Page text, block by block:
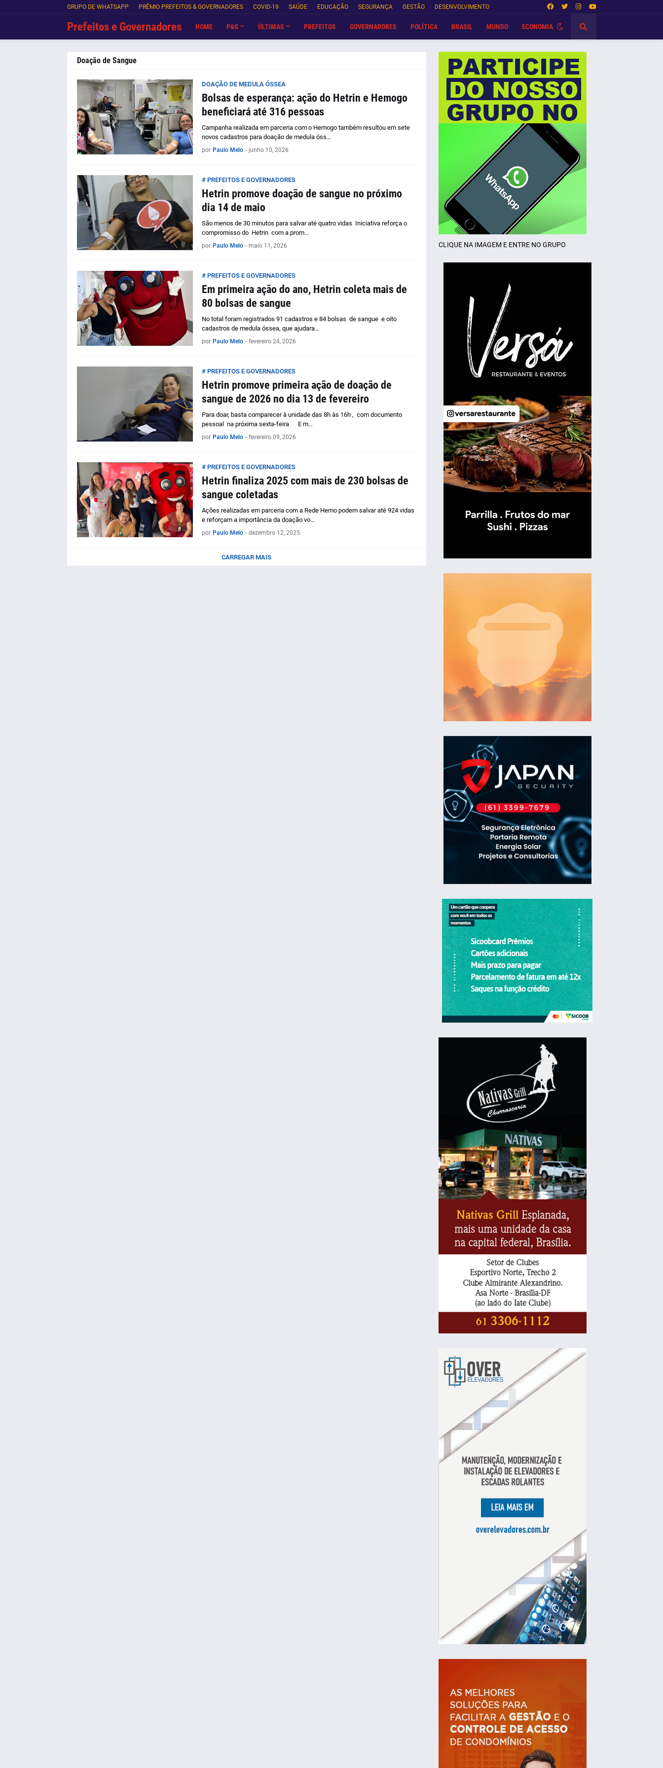
GRUPO DE WHATSAPP PRÊMIO PREFEITOS & GOVERNADORES COVID-19 SAÚDE EDUCAÇÃO SEGURANÇA GESTÃO DESENVOLVIMENTO
Prefeitos e Governadores HOME P&G ÚLTIMAS PREFEITOS GOVERNADORES POLÍTICA BRASIL MUNDO ECONOMIA
Doação de Sangue
DOAÇÃO DE MEDULA ÓSSEA
Bolsas de esperança: ação do Hetrin e Hemogo
beneficiará até 316 pessoas
Campanha realizada em parceria com o Hemogo também resultou em sete
novos cadastros para doação de medula óss…
por Paulo Melo - junho 10, 2026
# PREFEITOS E GOVERNADORES
Hetrin promove doação de sangue no próximo
dia 14 de maio
São menos de 30 minutos para salvar até quatro vidas Iniciativa reforça o
compromisso do Hetrin com a prom…
por Paulo Melo - maio 11, 2026
# PREFEITOS E GOVERNADORES
Em primeira ação do ano, Hetrin coleta mais de
80 bolsas de sangue
No total foram registrados 91 cadastros e 84 bolsas de sangue e oito
cadastros de medula óssea, que ajudara…
por Paulo Melo - fevereiro 24, 2026
# PREFEITOS E GOVERNADORES
Hetrin promove primeira ação de doação de
sangue de 2026 no dia 13 de fevereiro
Para doar, basta comparecer à unidade das 8h às 16h , com documento
pessoal na próxima sexta-feira E m…
por Paulo Melo - fevereiro 09, 2026
# PREFEITOS E GOVERNADORES
Hetrin finaliza 2025 com mais de 230 bolsas de
sangue coletadas
Ações realizadas em parceria com a Rede Hemo podem salvar até 924 vidas
e reforçam a importância da doação vo…
por Paulo Melo - dezembro 12, 2025
CARREGAR MAIS
CLIQUE NA IMAGEM E ENTRE NO GRUPO